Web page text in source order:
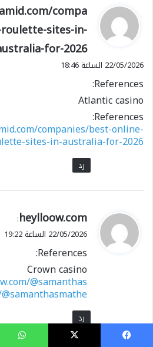
ي
و
ل
compa
sites-in-
for-2026
22/05/2026 الساعة 18:46
References:
Atlantic casino
References:
companies/best-online-
sites-in-australia-for-2026/
رد
ي
ق
ل
heylloow.com
:
22/05/2026 الساعة 19:22
References:
Crown casino
@samanthas
رد